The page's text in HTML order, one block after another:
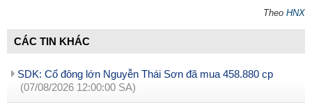
Theo HNX
CÁC TIN KHÁC
SDK: Cổ đông lớn Nguyễn Thái Sơn đã mua 458.880 cp
(07/08/2026 12:00:00 SA)